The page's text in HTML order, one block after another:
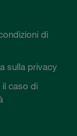
di
sulla privacy
il caso di